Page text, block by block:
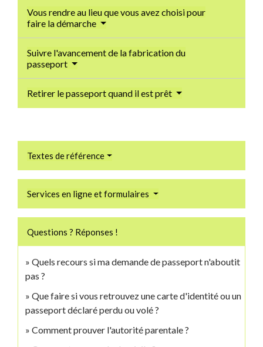
Vous rendre au lieu que vous avez choisi pour
faire la démarche
Suivre l'avancement de la fabrication du
passeport
Retirer le passeport quand il est prêt
Textes de référence
Services en ligne et formulaires
Questions ? Réponses !
Quels recours si ma demande de passeport n'aboutit
pas ?
Que faire si vous retrouvez une carte d'identité ou un
passeport déclaré perdu ou volé ?
Comment prouver l'autorité parentale ?